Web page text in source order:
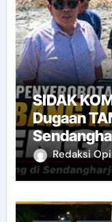
SIDAK
Dugaan
Redaksi